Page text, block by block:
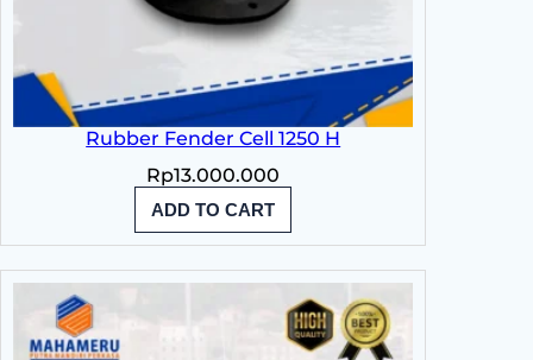
Rubber Fender Cell 1250 H
Rp13.000.000
ADD TO CART